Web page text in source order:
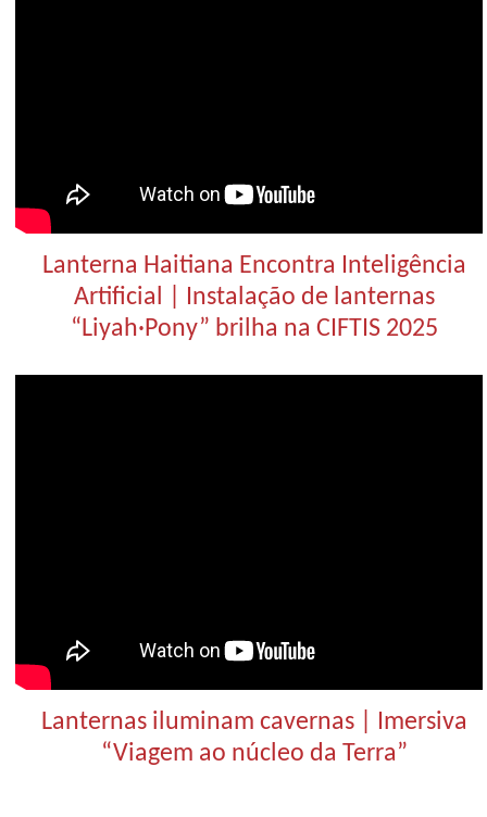
Lanterna Haitiana Encontra Inteligência
Artificial | Instalação de lanternas
“Liyah·Pony” brilha na CIFTIS 2025
Lanternas iluminam cavernas | Imersiva
“Viagem ao núcleo da Terra”